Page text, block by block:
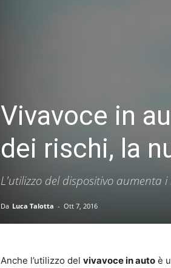
Vivavoce in
dei rischi, la
L'utilizzo del dispositivo aumenta i
Da Luca Talotta - Ott 7, 2016
Anche l’utilizzo del vivavoce in auto è